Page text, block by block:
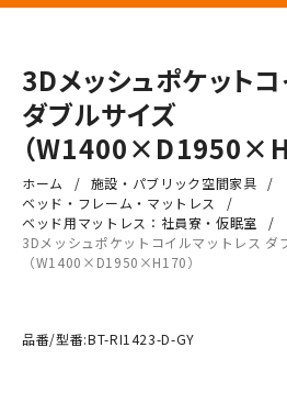
3Dメッシュポケット
ダブルサイズ
（
ホーム
施設・パブリック空間家具
ベッド・フレーム・マットレス
ベッド用マットレス：社員寮・仮眠室
3Dメッシュポケットコイルマットレス ダ
（W1400×D1950×H170）
品番/型番:BT-RI1423-D-GY